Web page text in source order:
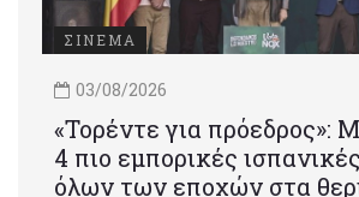
ΣΙΝΕΜΑ
03/08/2026
«Τορέντε για πρόεδρος»:
4 πιο εμπορικές
όλων των εποχών στα